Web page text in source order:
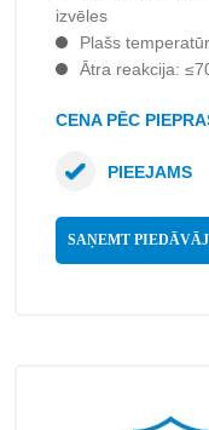
izvēles
Plašs
Ātra reakcija:
CENA PĒC
SAŅEMT
PIEEJAMS